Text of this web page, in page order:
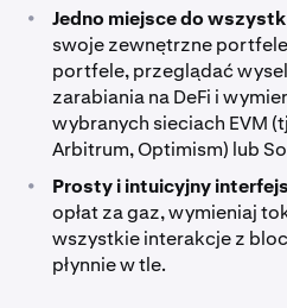
• Jedno miejsce do
swoje zewnętrzne
portfele, przeglądać
zarabiania na DeFi i
wybranych sieciach EVM
Arbitrum, Optimism) lub
• Prosty i intuicyjny
opłat za gaz, wymieniaj
wszystkie interakcje z
płynnie w tle.